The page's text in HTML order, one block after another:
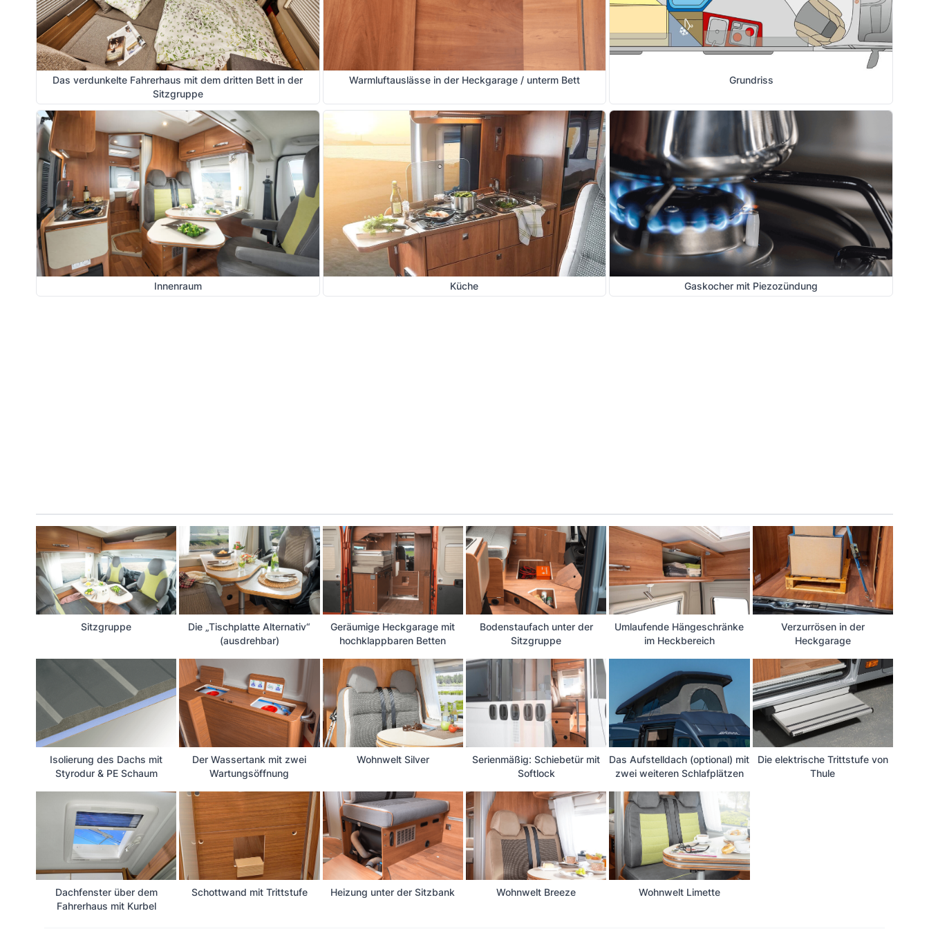
Das verdunkelte Fahrerhaus mit dem dritten Bett in der
Sitzgruppe
Warmluftauslässe in der Heckgarage / unterm Bett Grundriss
Innenraum Küche Gaskocher mit Piezozündung
Sitzgruppe
Die „Tischplatte Alternativ“
(ausdrehbar)
Geräumige Heckgarage mit
hochklappbaren Betten
Bodenstaufach unter der
Sitzgruppe
Umlaufende Hängeschränke
im Heckbereich
Verzurrösen in der
Heckgarage
Isolierung des Dachs mit
Styrodur & PE Schaum
Der Wassertank mit zwei
Wartungsöffnung
Wohnwelt Silver
Serienmäßig: Schiebetür mit
Softlock
Das Aufstelldach (optional) mit
zwei weiteren Schlafplätzen
Die elektrische Trittstufe von
Thule
Dachfenster über dem
Fahrerhaus mit Kurbel
Schottwand mit Trittstufe Heizung unter der Sitzbank Wohnwelt Breeze Wohnwelt Limette